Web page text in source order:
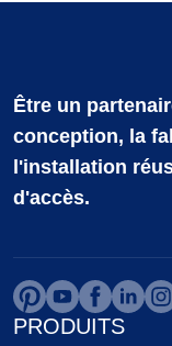
Être un
conception, la
l'installation
d'accès.
PRODUITS